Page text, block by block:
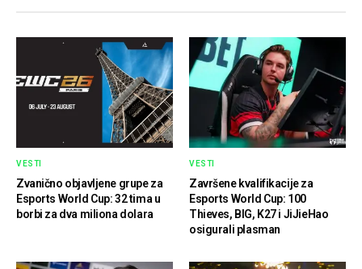
VESTI
Zvanično objavljene grupe za
Esports World Cup: 32 tima u
borbi za dva miliona dolara
VESTI
Završene kvalifikacije za
Esports World Cup: 100
Thieves, BIG, K27 i JiJieHao
osigurali plasman